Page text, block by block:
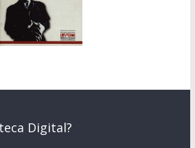
Digital?